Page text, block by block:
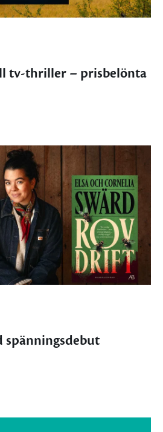
tv-thriller – prisbelönta
spänningsdebut